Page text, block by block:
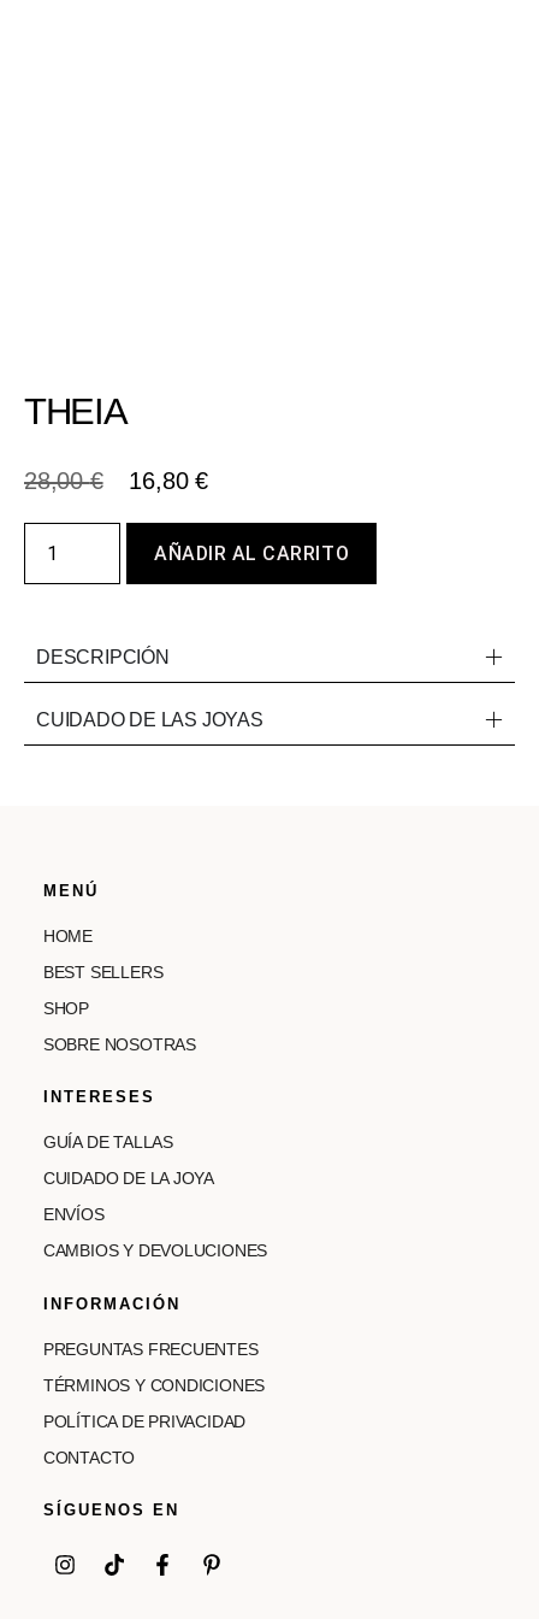
THEIA
28,00€ 16,80€
AÑADIR AL CARRITO
DESCRIPCIÓN
CUIDADO DE LAS JOYAS
MENÚ
HOME
BEST SELLERS
SHOP
SOBRE NOSOTRAS
INTERESES
GUÍA DE TALLAS
CUIDADO DE LA JOYA
ENVÍOS
CAMBIOS Y DEVOLUCIONES
INFORMACIÓN
PREGUNTAS FRECUENTES
TÉRMINOS Y CONDICIONES
POLÍTICA DE PRIVACIDAD
CONTACTO
SÍGUENOS EN